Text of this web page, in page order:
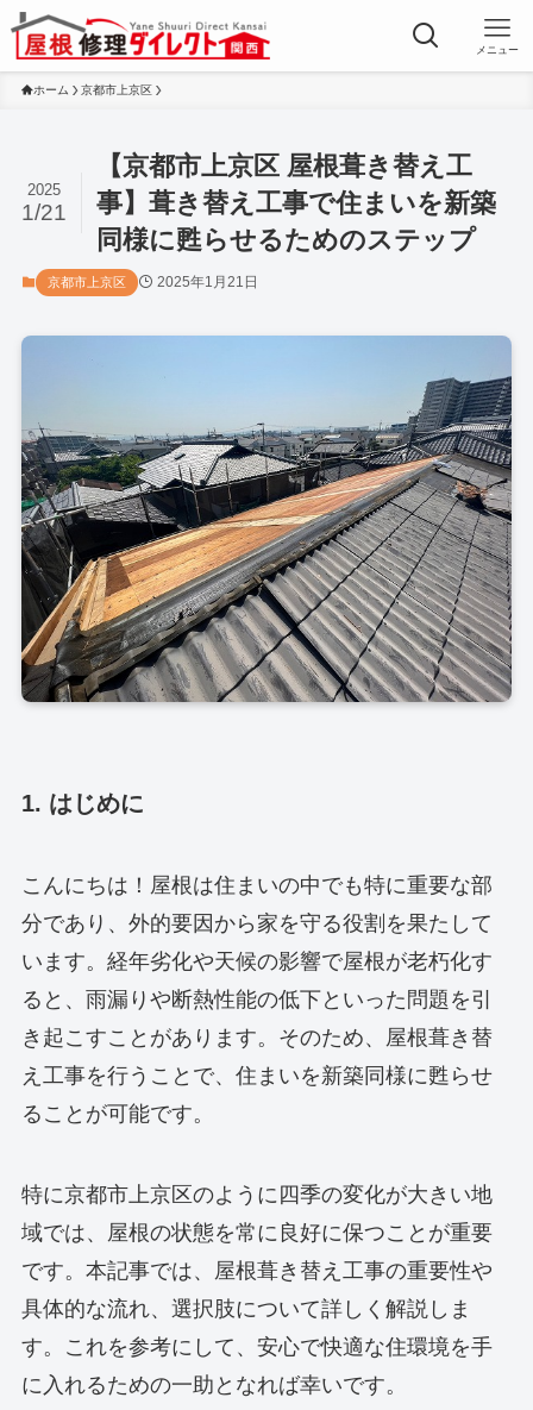
メニュー
ホーム 京都市上京区
【京都市上京区 屋根葺き替え工
事】葺き替え工事で住まいを新築
同様に甦らせるためのステップ
2025
1/21
京都市上京区 2025年1月21日
1. はじめに
こんにちは！屋根は住まいの中でも特に重要な部
分であり、外的要因から家を守る役割を果たして
います。経年劣化や天候の影響で屋根が老朽化す
ると、雨漏りや断熱性能の低下といった問題を引
き起こすことがあります。そのため、屋根葺き替
え工事を行うことで、住まいを新築同様に甦らせ
ることが可能です。
特に京都市上京区のように四季の変化が大きい地
域では、屋根の状態を常に良好に保つことが重要
です。本記事では、屋根葺き替え工事の重要性や
具体的な流れ、選択肢について詳しく解説しま
す。これを参考にして、安心で快適な住環境を手
に入れるための一助となれば幸いです。